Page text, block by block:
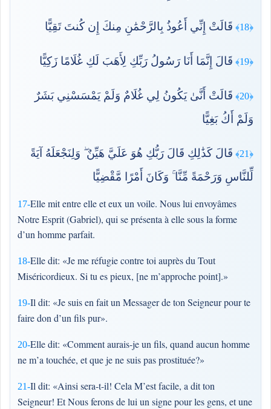
17-Elle mit entre elle et eux un voile. Nous lui envoyâmes
Notre Esprit (Gabriel), qui se présenta à elle sous la forme
d’un homme parfait.
﴿18﴾ قَالَتْ إِنِّي أَعُوذُ بِالرَّحْمَٰنِ مِنكَ إِن كُنتَ تَقِيًّا
18-Elle dit: «Je me réfugie contre toi auprès du Tout
Miséricordieux. Si tu es pieux, [ne m’approche point].»
﴿19﴾ قَالَ إِنَّمَا أَنَا رَسُولُ رَبِّكِ لِأَهَبَ لَكِ غُلَامًا زَكِيًّا
19-Il dit: «Je suis en fait un Messager de ton Seigneur pour te
faire don d’un fils pur».
﴿20﴾
قَالَتْ أَنَّىٰ يَكُونُ لِي غُلَامٌ وَلَمْ يَمْسَسْنِي بَشَرٌ
وَلَمْ أَكُ بَغِيًّا
20-Elle dit: «Comment aurais-je un fils, quand aucun homme
ne m’a touchée, et que je ne suis pas prostituée?»
﴿21﴾
قَالَ كَذَٰلِكِ قَالَ رَبُّكِ هُوَ عَلَيَّ هَيِّنٌ ۖ وَلِنَجْعَلَهُ آيَةً
لِّلنَّاسِ وَرَحْمَةً مِّنَّا ۚ وَكَانَ أَمْرًا مَّقْضِيًّا
21-Il dit: «Ainsi sera-t-il! Cela M’est facile, a dit ton
Seigneur! Et Nous ferons de lui un signe pour les gens, et une